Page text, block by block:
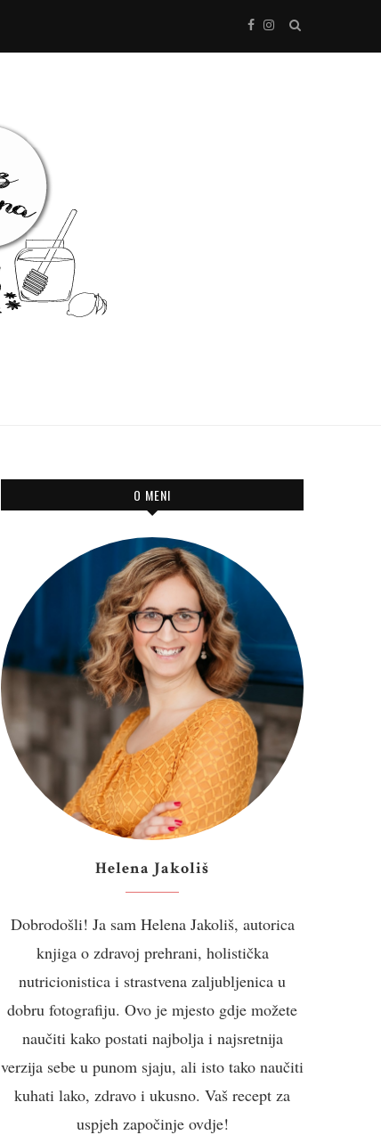
O MENI
Helena Jakoliš
Dobrodošli! Ja sam Helena Jakoliš, autorica
knjiga o zdravoj prehrani, holistička
nutricionistica i strastvena zaljubljenica u
dobru fotografiju. Ovo je mjesto gdje možete
naučiti kako postati najbolja i najsretnija
verzija sebe u punom sjaju, ali isto tako naučiti
kuhati lako, zdravo i ukusno. Vaš recept za
uspjeh započinje ovdje!